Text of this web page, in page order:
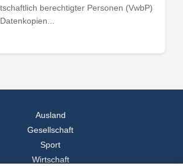
berechtigter Personen (VwbP)
Ausland
Gesellschaft
Sport
Wirtschaft